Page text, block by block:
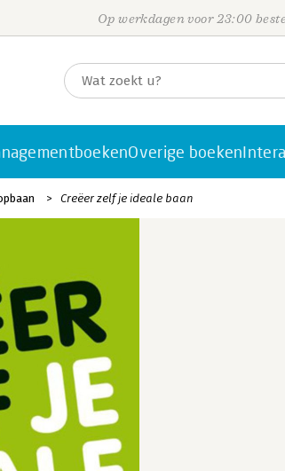
Op werkdagen voor 23:00
Overige boeken
Creëer zelf je ideale baan